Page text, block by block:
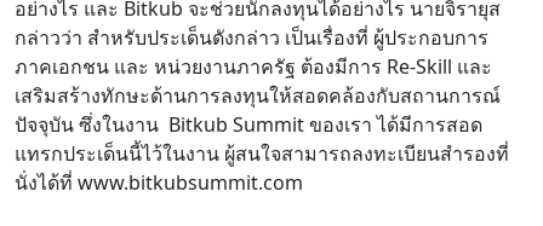
อย่างไร และ Bitkub จะช่วยนักลงทุนได้อย่างไร นายจิรายุส
กล่าวว่า สำหรับประเด็นดังกล่าว เป็นเรื่องที่ ผู้ประกอบการ
ภาคเอกชน และ หน่วยงานภาครัฐ ต้องมีการ Re-Skill และ
เสริมสร้างทักษะด้านการลงทุนให้สอดคล้องกับสถานการณ์
ปัจจุบัน ซึ่งในงาน Bitkub Summit ของเรา ได้มีการสอด
แทรกประเด็นนี้ไว้ในงาน ผู้สนใจสามารถลงทะเบียนสำรองที่
นั่งได้ที่ www.bitkubsummit.com